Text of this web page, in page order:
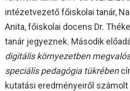
intézetvezető főiskolai tanár,
Anita, főiskolai docens Dr.
tanár jegyeznek. Második
digitális környezetben
speciális pedagógia tükrében
kutatási eredményeiről számolt